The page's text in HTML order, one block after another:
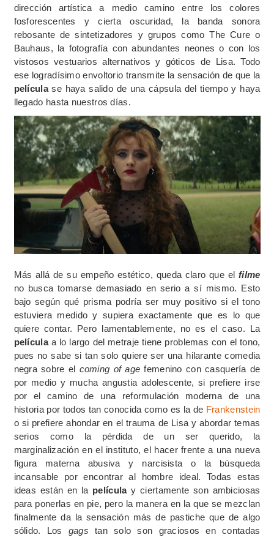
dirección artística a medio camino entre los colores
fosforescentes y cierta oscuridad, la banda sonora
rebosante de sintetizadores y grupos como The Cure o
Bauhaus, la fotografía con abundantes neones o con los
vistosos vestuarios alternativos y góticos de Lisa. Todo
ese logradísimo envoltorio transmite la sensación de que la
películase haya salido de una cápsula del tiempo y haya
llegado hasta nuestros días.
Más allá de su empeño estético, queda claro que el filme
no busca tomarse demasiado en serio a sí mismo. Esto
bajo según qué prisma podría ser muy positivo si el tono
estuviera medido y supiera exactamente que es lo que
quiere contar. Pero lamentablemente, no es el caso. La
películaa lo largo del metraje tiene problemas con el tono,
pues no sabe si tan solo quiere ser una hilarante comedia
negra sobre el coming of age femenino con casquería de
por medio y mucha angustia adolescente, si prefiere irse
por el camino de una reformulación moderna de una
historia por todos tan conocida como es la de Frankenstein
o si prefiere ahondar en el trauma de Lisa y abordar temas
serios como la pérdida de un ser querido, la
marginalización en el instituto, el hacer frente a una nueva
figura materna abusiva y narcisista o la búsqueda
incansable por encontrar al hombre ideal. Todas estas
ideas están en la películay ciertamente son ambiciosas
para ponerlas en pie, pero la manera en la que se mezclan
finalmente da la sensación más de pastiche que de algo
sólido. Los gags tan solo son graciosos en contadas